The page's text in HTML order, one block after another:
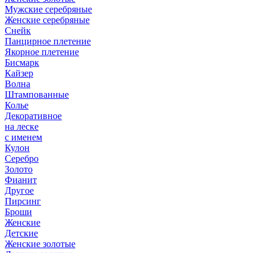
Мужские серебряные
Женские серебряные
Снейк
Панцирное плетение
Якорное плетение
Бисмарк
Кайзер
Волна
Штампованные
Колье
Декоративное
на леске
с именем
Кулон
Серебро
Золото
Фианит
Другое
Пирсинг
Броши
Женские
Детские
Женские золотые